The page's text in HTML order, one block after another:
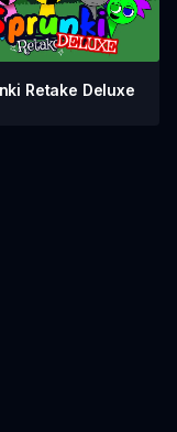
Retake Deluxe